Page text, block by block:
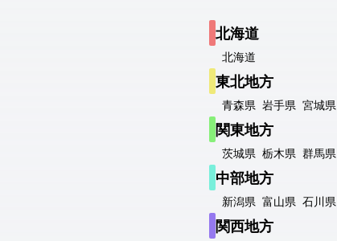
北海道
北海道
東北地方
青森県 岩手県 宮城県
関東地方
茨城県 栃木県 群馬県
中部地方
新潟県 富山県 石川県
関西地方